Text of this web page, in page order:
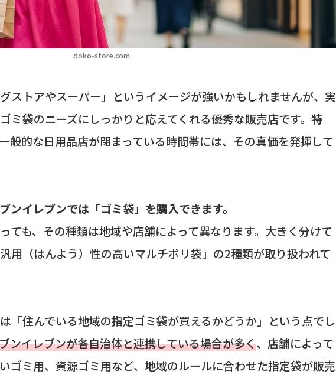
doko-store.com
ストアやスーパー」というイメージが強いかもしれませんが、実
ミ袋のニーズにしっかりと応えてくれる優秀な販売店です。特
般的な日用品店が閉まっている時間帯には、その真価を発揮して
ンイレブンでは「ゴミ袋」を購入できます。
ても、その種類は地域や店舗によって異なります。大きく分けて
用（はんよう）性の高いマルチポリ袋」の2種類が取り扱われて
「住んでいる地域の指定ゴミ袋が買えるかどうか」という点でし
ンイレブンが各自治体と連携している場合が多く、店舗によって
ゴミ用、資源ゴミ用など、地域のルールに合わせた指定袋が販売